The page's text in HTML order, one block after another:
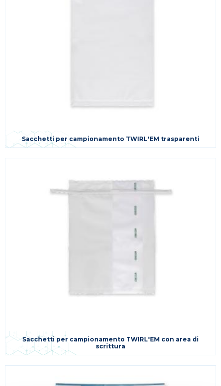
Sacchetti per campionamento TWIRL'EM trasparenti
Sacchetti per campionamento TWIRL'EM con area di
scrittura